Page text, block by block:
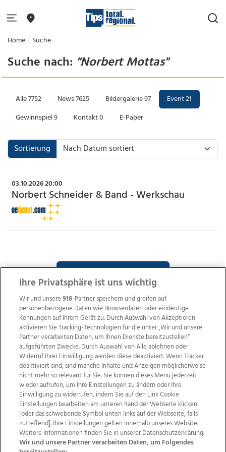
Home Suche
Suche nach: "Norbert Mottas"
Alle7752 News7625 Bildergalerie97 Event21
Gewinnspiel9 Kontakt0 E-Paper
Sortierung
03.10.2026 20:00
Norbert Schneider & Band - Werkschau
WEITERE SUCHERGEBNISSE
Wir über uns Mediadaten Kontakt
Jobs
Datenschutz
Impressum
AGB Anzeigekunden
AGB Website
Ehrenkodex Politische Werbung
Ihre Privatsphäre ist uns wichtig
Wir und unsere918-Partner speichern und greifen auf
personenbezogene Daten wie Browserdaten oder eindeutige
Kennungen auf Ihrem Gerät zu. Durch Auswahl von Akzeptieren
aktivieren Sie Tracking-Technologien für die unter „Wir und unsere
Partner verarbeiten Daten, um Ihnen Dienste bereitzustellen“
aufgeführten Zwecke. Durch Auswahl von Alle ablehnen oder
Widerruf Ihrer Einwilligung werden diese deaktiviert. Wenn Tracker
deaktiviert sind, sind manche Inhalte und Anzeigen möglicherweise
nicht mehr so relevant für Sie. Sie können dieses Menü jederzeit
wieder aufrufen, um Ihre Einstellungen zu ändern oder Ihre
Einwilligung zu widerrufen, indem Sie auf den Link Cookie
Einstellungen bearbeiten am unteren Rand der Webseite klicken
[oder das schwebende Symbol unten links auf der Webseite, falls
zutreffend]. Ihre Einstellungen gelten innerhalb unseres Website.
Weitere Informationen finden Sie in unserer Datenschutzerklärung.
Wir und unsere Partner verarbeiten Daten, um Folgendes